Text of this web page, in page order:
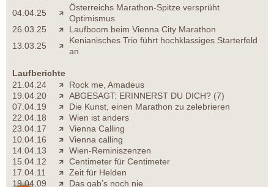
04.04.25
Österreichs Marathon-Spitze versprüht
Optimismus
26.03.25
Laufboom beim Vienna City Marathon
13.03.25
Kenianisches Trio führt hochklassiges Starterfeld
an
Laufberichte
21.04.24
Rock me, Amadeus
19.04.20
ABGESAGT: ERINNERST DU DICH? (7)
07.04.19
Die Kunst, einen Marathon zu zelebrieren
22.04.18
Wien ist anders
23.04.17
Vienna Calling
10.04.16
Vienna calling
14.04.13
Wien-Reminiszenzen
15.04.12
Centimeter für Centimeter
17.04.11
Zeit für Helden
19.04.09
Das gab’s noch nie